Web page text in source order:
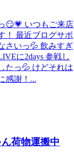
😏💗 いつもご来店
！ 最近ブログサボ
さいっ💦 飲みすぎ
に2days 参戦し
たっ💦 けどそれは
感謝！...
荷物運搬中